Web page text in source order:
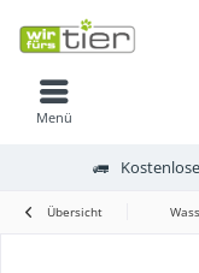
Menü
Übersicht